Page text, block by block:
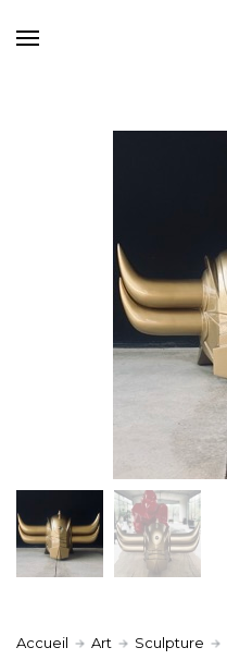
Boutique
Accueil Art Sculpture